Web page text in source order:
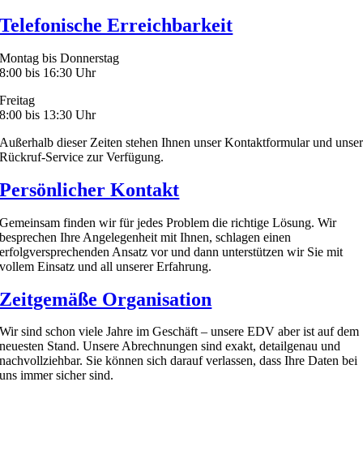
Telefonische Erreichbarkeit
Montag bis Donnerstag
8:00 bis 16:30 Uhr
Freitag
8:00 bis 13:30 Uhr
Außerhalb dieser Zeiten stehen Ihnen unser Kontaktformular und unser
Rückruf-Service zur Verfügung.
Persönlicher Kontakt
Gemeinsam finden wir für jedes Problem die richtige Lösung. Wir
besprechen Ihre Angelegenheit mit Ihnen, schlagen einen
erfolgversprechenden Ansatz vor und dann unterstützen wir Sie mit
vollem Einsatz und all unserer Erfahrung.
Zeitgemäße Organisation
Wir sind schon viele Jahre im Geschäft – unsere EDV aber ist auf dem
neuesten Stand. Unsere Abrechnungen sind exakt, detailgenau und
nachvollziehbar. Sie können sich darauf verlassen, dass Ihre Daten bei
uns immer sicher sind.